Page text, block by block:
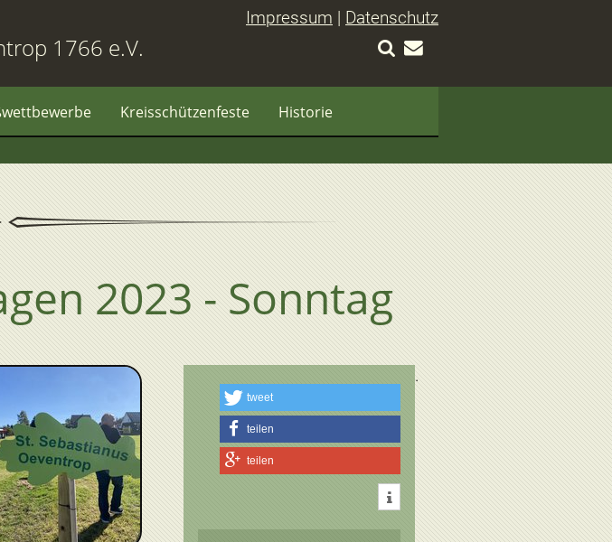
Impressum | Datenschutz
1766 e.V.
Kreisschützenfeste Historie
2023 - Sonntag
tweet
teilen
teilen